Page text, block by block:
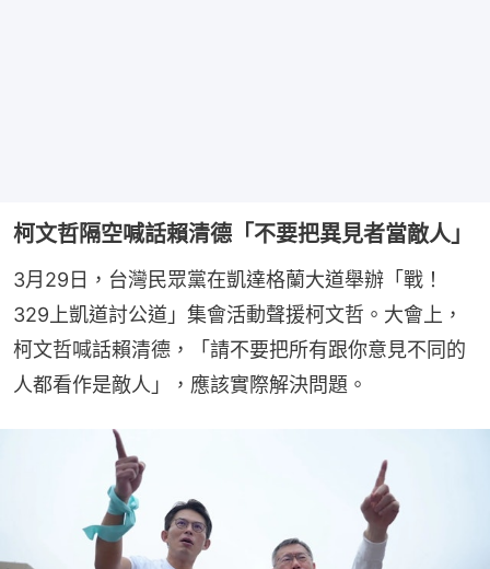
柯文哲隔空喊話賴清德「不要把異見者當敵人」
3月29日，台灣民眾黨在凱達格蘭大道舉辦「戰！
329上凱道討公道」集會活動聲援柯文哲。大會上，
柯文哲喊話賴清德，「請不要把所有跟你意見不同的
人都看作是敵人」，應該實際解決問題。